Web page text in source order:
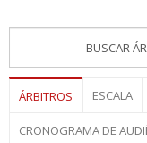
ÁRBITROS ESCALA
CRONOGRAMA DE